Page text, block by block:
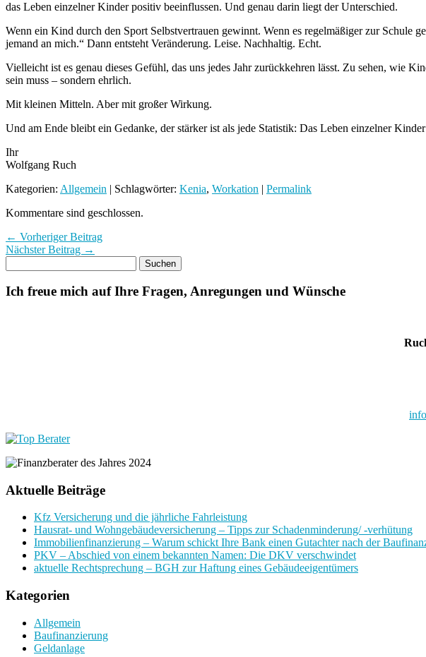
das Leben einzelner Kinder positiv beeinflussen. Und genau darin liegt der Unterschied.
Wenn ein Kind durch den Sport Selbstvertrauen gewinnt. Wenn es regelmäßiger zur Schule
jemand an mich.“ Dann entsteht Veränderung. Leise. Nachhaltig. Echt.
Vielleicht ist es genau dieses Gefühl, das uns jedes Jahr zurückkehren lässt. Zu sehen, wie
sein muss – sondern ehrlich.
Mit kleinen Mitteln. Aber mit großer Wirkung.
Und am Ende bleibt ein Gedanke, der stärker ist als jede Statistik: Das Leben einzelner
Ihr
Wolfgang Ruch
Kategorien: Allgemein | Schlagwörter: Kenia, Workation | Permalink
Kommentare sind geschlossen.
← Vorheriger Beitrag
Nächster Beitrag →
Ich freue mich auf Ihre Fragen, Anregungen und Wünsche
Aktuelle Beiträge
Kfz Versicherung und die jährliche Fahrleistung
Hausrat- und Wohngebäudeversicherung – Tipps zur Schadenminderung/ -verhütung
Immobilienfinanzierung – Warum schickt Ihre Bank einen Gutachter nach der
PKV – Abschied von einem bekannten Namen: Die DKV verschwindet
aktuelle Rechtsprechung – BGH zur Haftung eines Gebäudeeigentümers
Kategorien
Allgemein
Baufinanzierung
Geldanlage